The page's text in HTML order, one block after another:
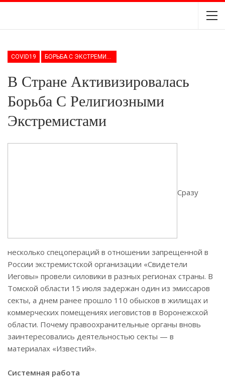
COVID19
В Стране Активизировалась
Борьба С Религиозными
Экстремистами
Сразу
несколько спецопераций в отношении запрещенной в
России экстремистской организации «Свидетели
Иеговы» провели силовики в разных регионах страны. В
Томской области 15 июля задержан один из эмиссаров
секты, а днем ранее прошло 110 обысков в жилищах и
коммерческих помещениях иеговистов в Воронежской
области. Почему правоохранительные органы вновь
заинтересовались деятельностью секты — в
материалах «Известий».
Системная работа